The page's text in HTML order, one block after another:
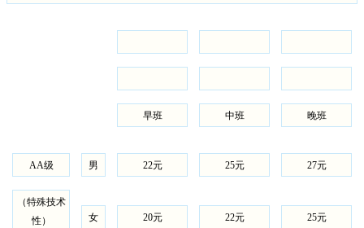
早班 中班 晚班
AA级
（特殊技术
性）
男 22元 25元 27元
女 20元 22元 25元